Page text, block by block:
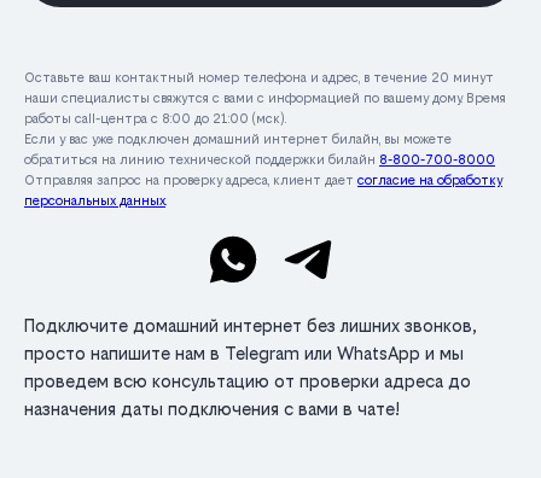
Оставьте ваш контактный номер телефона и адрес, в течение 20 минут
наши специалисты свяжутся с вами с информацией по вашему дому. Время
работы call-центра с 8:00 до 21:00 (мск).
Если у вас уже подключен домашний интернет билайн, вы можете
обратиться на линию технической поддержки билайн 8-800-700-8000
Отправляя запрос на проверку адреса, клиент дает согласие на обработку
персональных данных.
Подключите домашний интернет без лишних звонков,
просто напишите нам в Telegram или WhatsApp и мы
проведем всю консультацию от проверки адреса до
назначения даты подключения с вами в чате!